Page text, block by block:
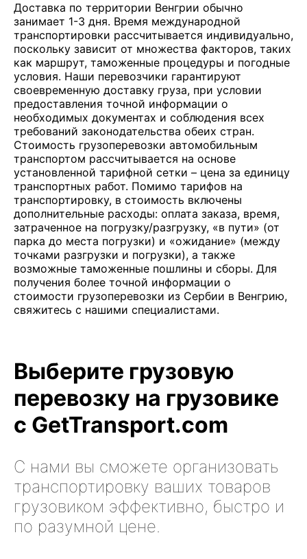
Доставка по территории Венгрии обычно
занимает 1-3 дня. Время международной
транспортировки рассчитывается индивидуально,
поскольку зависит от множества факторов, таких
как маршрут, таможенные процедуры и погодные
условия. Наши перевозчики гарантируют
своевременную доставку груза, при условии
предоставления точной информации о
необходимых документах и соблюдения всех
требований законодательства обеих стран.
Стоимость грузоперевозки автомобильным
транспортом рассчитывается на основе
установленной тарифной сетки – цена за единицу
транспортных работ. Помимо тарифов на
транспортировку, в стоимость включены
дополнительные расходы: оплата заказа, время,
затраченное на погрузку/разгрузку, «в пути» (от
парка до места погрузки) и «ожидание» (между
точками разгрузки и погрузки), а также
возможные таможенные пошлины и сборы. Для
получения более точной информации о
стоимости грузоперевозки из Сербии в Венгрию,
свяжитесь с нашими специалистами.
Выберите грузовую
перевозку на грузовике
с GetTransport.com
С нами вы сможете организовать
транспортировку ваших товаров
грузовиком эффективно, быстро и
по разумной цене.